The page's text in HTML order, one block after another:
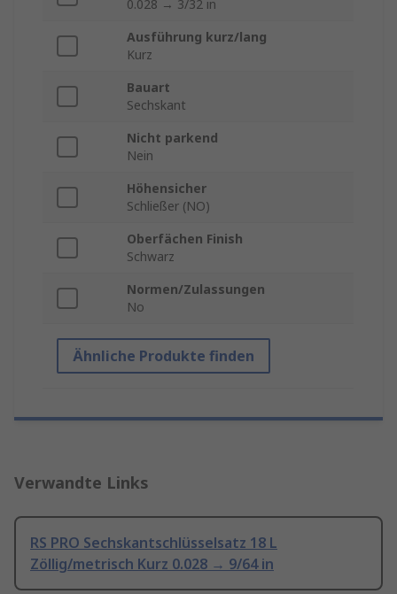
0.028 → 3/32 in
Ausführung kurz/lang
Kurz
Bauart
Sechskant
Nicht parkend
Nein
Höhensicher
Schließer (NO)
Oberfächen Finish
Schwarz
Normen/Zulassungen
No
Ähnliche Produkte finden
Verwandte Links
RS PRO Sechskantschlüsselsatz 18 L
Zöllig/metrisch Kurz 0.028 → 9/64 in